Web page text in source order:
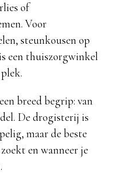
of
Voor
steunkousen op
een thuiszorgwinkel
breed begrip: van
De drogisterij is
maar de beste
en wanneer je